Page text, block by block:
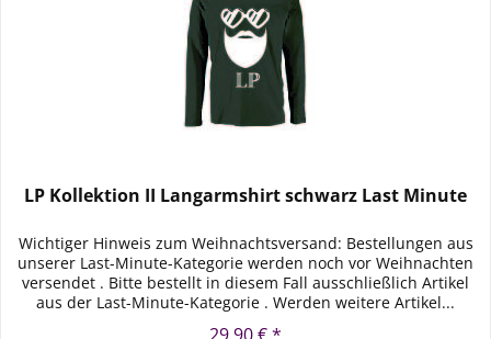
LP Kollektion II Langarmshirt schwarz Last Minute
Wichtiger Hinweis zum Weihnachtsversand: Bestellungen aus
unserer Last-Minute-Kategorie werden noch vor Weihnachten
versendet . Bitte bestellt in diesem Fall ausschließlich Artikel
aus der Last-Minute-Kategorie . Werden weitere Artikel...